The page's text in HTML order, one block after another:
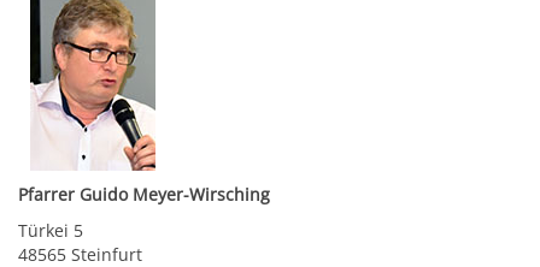
Pfarrer Guido Meyer-Wirsching
Türkei 5
48565 Steinfurt